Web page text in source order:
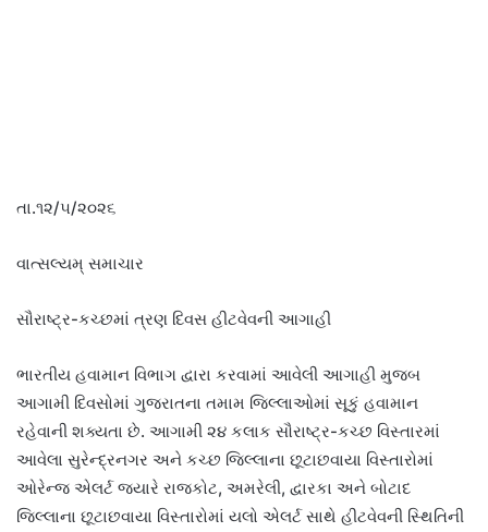
તા.૧૨/૫/૨૦૨૬
વાત્સલ્યમ્ સમાચાર
સૌરાષ્ટ્ર-કચ્છમાં ત્રણ દિવસ હીટવેવની આગાહી
ભારતીય હવામાન વિભાગ દ્વારા કરવામાં આવેલી આગાહી મુજબ
આગામી દિવસોમાં ગુજરાતના તમામ જિલ્લાઓમાં સૂકું હવામાન
રહેવાની શક્યતા છે. આગામી ૨૪ કલાક સૌરાષ્ટ્ર-કચ્છ વિસ્તારમાં
આવેલા સુરેન્દ્રનગર અને કચ્છ જિલ્લાના છૂટાછવાયા વિસ્તારોમાં
ઓરેન્જ એલર્ટ જ્યારે રાજકોટ, અમરેલી, દ્વારકા અને બોટાદ
જિલ્લાના છૂટાછવાયા વિસ્તારોમાં યલો એલર્ટ સાથે હીટવેવની સ્થિતિની